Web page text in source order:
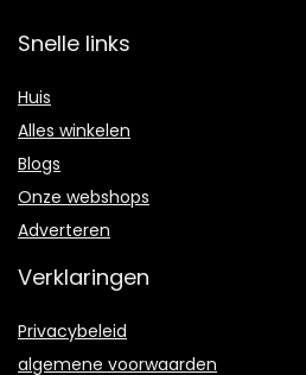
Snelle links
Huis
Alles winkelen
Blogs
Onze webshops
Adverteren
Verklaringen
Privacybeleid
algemene voorwaarden